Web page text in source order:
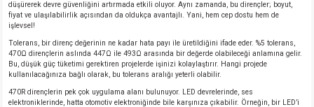
düşürerek devre güvenliğini artırmada etkili oluyor. Aynı zamanda, bu dirençler; boyut,
fiyat ve ulaşılabilirlik açısından da oldukça avantajlı. Yani, hem cep dostu hem de
işlevsel!
Tolerans, bir direnç değerinin ne kadar hata payı ile üretildiğini ifade eder. %5 tolerans,
470Ω dirençlerin aslında 447Ω ile 493Ω arasında bir değerde olabileceği anlamına gelir.
Bu, düşük güç tüketimi gerektiren projelerde işinizi kolaylaştırır. Hangi projede
kullanılacağınıza bağlı olarak, bu tolerans aralığı yeterli olabilir.
470R dirençlerin pek çok uygulama alanı bulunuyor. LED devrelerinde, ses
elektroniklerinde, hatta otomotiv elektroniğinde bile karşınıza çıkabilir. Örneğin, bir LED’i